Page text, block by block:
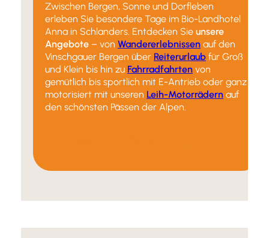
Zwischen Bergen, Sonne und Dorfleben
erleben Sie besondere Tage im Bio-Landhotel
Anna in Schlanders. Entdecken Sie unsere
Angebote – von Wandererlebnissen auf den
Vinschgauer Bergen über Reiterurlaub für Groß
und Klein bis hin zu Fahrradfahrten von
gemütlich bis sportlich mit E-Antrieb oder ganz
motorisiert mit unseren Leih-Motorrädern auf
den schönsten Pässen der Alpen.